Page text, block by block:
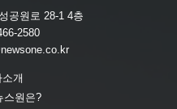
공원로 28-1 4층
2580
개
스원은?